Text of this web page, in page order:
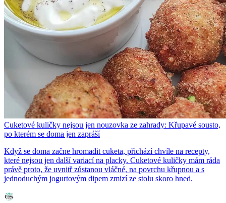
Cuketové kuličky nejsou jen nouzovka ze zahrady: Křupavé sousto,
po kterém se doma jen zapráší
Když se doma začne hromadit cuketa, přichází chvíle na recepty,
které nejsou jen další variací na placky. Cuketové kuličky mám ráda
právě proto, že uvnitř zůstanou vláčné, na povrchu křupnou a s
jednoduchým jogurtovým dipem zmizí ze stolu skoro hned.